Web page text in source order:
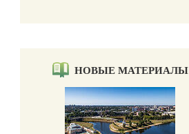
НОВЫЕ МАТЕРИАЛЫ